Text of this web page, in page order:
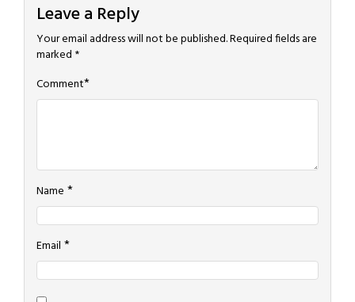
Leave a Reply
Your email address will not be published.Required fields are
marked *
Comment*
Name *
Email *